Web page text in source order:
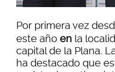
Por primera vez
este año en la
capital de la Plana.
ha destacado que